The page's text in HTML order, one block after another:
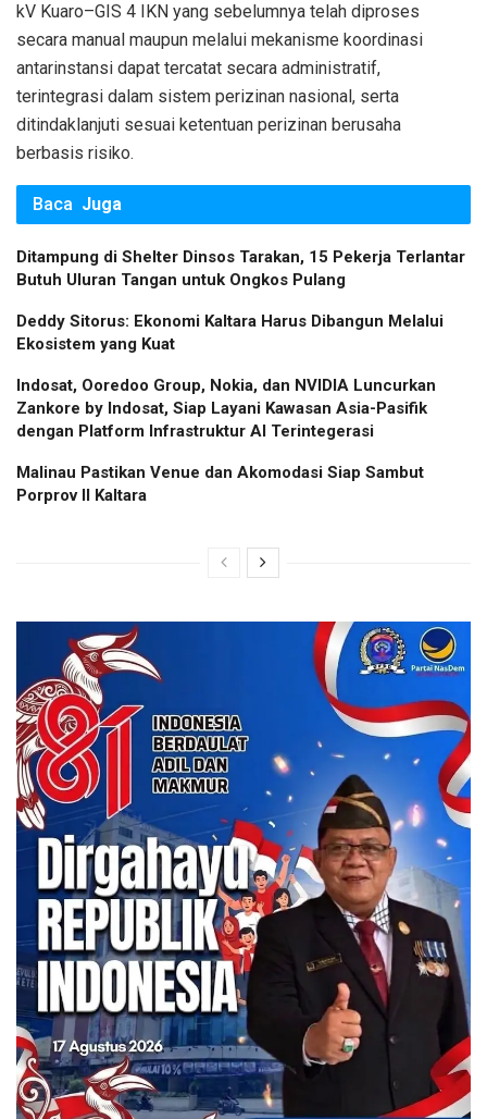
kV Kuaro–GIS 4 IKN yang sebelumnya telah diproses
secara manual maupun melalui mekanisme koordinasi
antarinstansi dapat tercatat secara administratif,
terintegrasi dalam sistem perizinan nasional, serta
ditindaklanjuti sesuai ketentuan perizinan berusaha
berbasis risiko.
Baca Juga
Ditampung di Shelter Dinsos Tarakan, 15 Pekerja Terlantar
Butuh Uluran Tangan untuk Ongkos Pulang
Deddy Sitorus: Ekonomi Kaltara Harus Dibangun Melalui
Ekosistem yang Kuat
Indosat, Ooredoo Group, Nokia, dan NVIDIA Luncurkan
Zankore by Indosat, Siap Layani Kawasan Asia-Pasifik
dengan Platform Infrastruktur AI Terintegerasi
Malinau Pastikan Venue dan Akomodasi Siap Sambut
Porprov II Kaltara